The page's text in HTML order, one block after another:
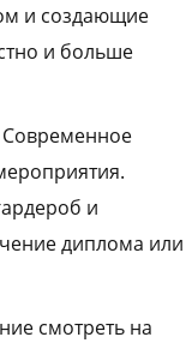
и создающие
и больше
Современное
и
диплома или
смотреть на